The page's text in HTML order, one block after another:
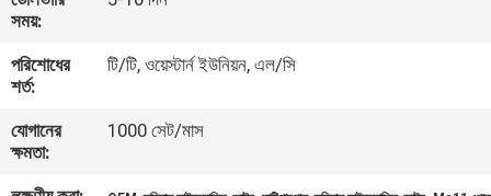
করুন
খবর
কেস
সময়:
পরিশোধের
শর্ত:
টি/টি, ওয়েস্টার্ন ইউনিয়ন, এল/সি
যোগানের
ক্ষমতা:
1000 সেট/মাস